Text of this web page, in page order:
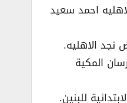
احمد سعيد
المكية